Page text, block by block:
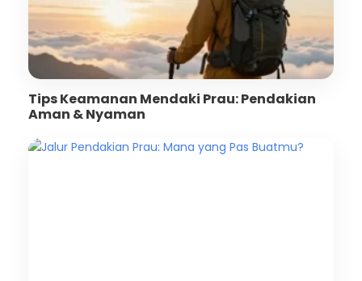
Tips Keamanan Mendaki Prau: Pendakian
Aman & Nyaman